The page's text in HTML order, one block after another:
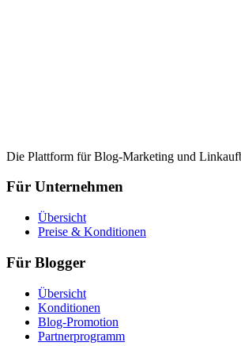
Die Plattform für Blog-Marketing und
Für Unternehmen
Übersicht
Preise & Konditionen
Für Blogger
Übersicht
Konditionen
Blog-Promotion
Partnerprogramm